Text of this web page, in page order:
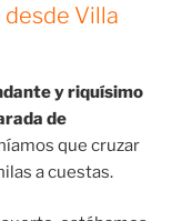
desde Villa
y riquísimo
de
que cruzar
a cuestas.